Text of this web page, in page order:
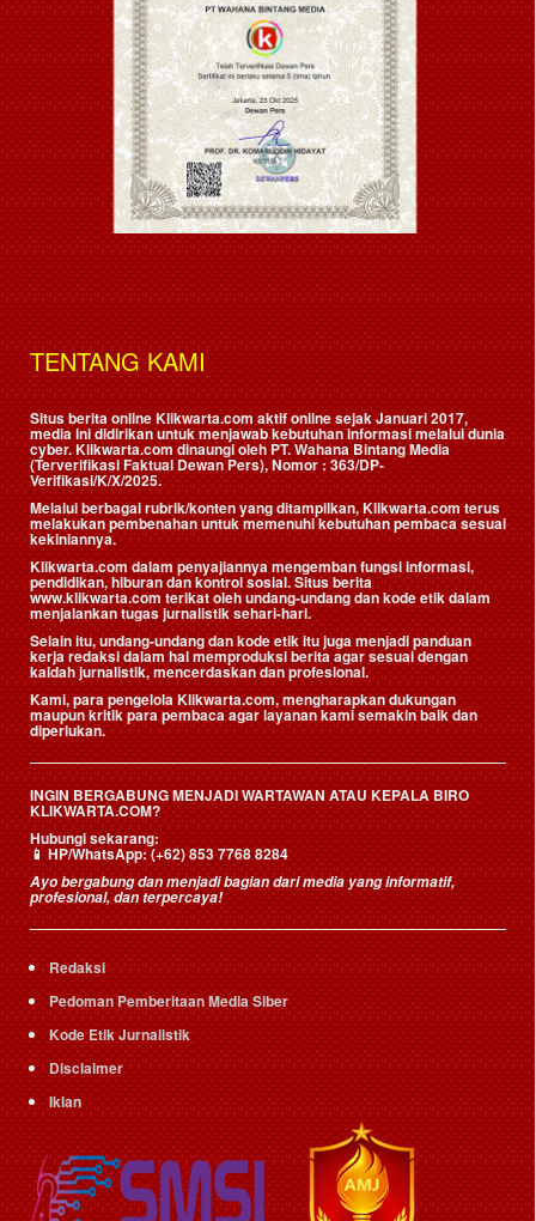
TENTANG KAMI
Situs berita online Klikwarta.com aktif online sejak Januari 2017,
media ini didirikan untuk menjawab kebutuhan informasi melalui dunia
cyber. Klikwarta.com dinaungi oleh PT. Wahana Bintang Media
(Terverifikasi Faktual Dewan Pers), Nomor : 363/DP-
Verifikasi/K/X/2025.
Melalui berbagai rubrik/konten yang ditampilkan, Klikwarta.com terus
melakukan pembenahan untuk memenuhi kebutuhan pembaca sesuai
kekiniannya.
Klikwarta.com dalam penyajiannya mengemban fungsi informasi,
pendidikan, hiburan dan kontrol sosial. Situs berita
www.klikwarta.com terikat oleh undang-undang dan kode etik dalam
menjalankan tugas jurnalistik sehari-hari.
Selain itu, undang-undang dan kode etik itu juga menjadi panduan
kerja redaksi dalam hal memproduksi berita agar sesuai dengan
kaidah jurnalistik, mencerdaskan dan profesional.
Kami, para pengelola Klikwarta.com, mengharapkan dukungan
maupun kritik para pembaca agar layanan kami semakin baik dan
diperlukan.
INGIN BERGABUNG MENJADI WARTAWAN ATAU KEPALA BIRO
KLIKWARTA.COM?
Hubungi sekarang:
📱HP/WhatsApp:(+62) 853 7768 8284
Ayo bergabung dan menjadi bagian dari media yang informatif,
profesional, dan terpercaya!
Redaksi
Pedoman Pemberitaan Media Siber
Kode Etik Jurnalistik
Disclaimer
Iklan